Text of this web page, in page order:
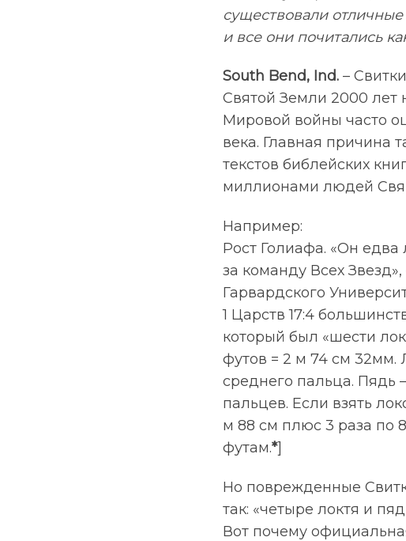
существовали
и все они почитались
South Bend, Ind. –
Святой Земли 2000 лет
Мировой войны часто
века. Главная причина
текстов библейских
миллионами людей
Например:
Рост Голиафа. «Он едва
за команду Всех
Гарвардского
1 Царств 17:4
который был «шести
футов = 2 м 74 см 32мм.
среднего пальца. Пядь
пальцев. Если взять
м 88 см плюс 3 раза по
футам.*]
Но поврежденные
так: «четыре локтя и
Вот почему